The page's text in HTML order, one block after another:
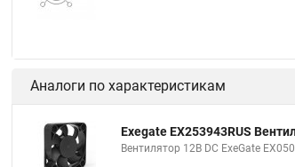
Аналоги по характеристикам
Exegate EX253943RUS
Вентилятор 12В DC ExeGate